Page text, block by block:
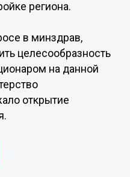
региона.
в минздрав,
целесообразность
на данной
открытие